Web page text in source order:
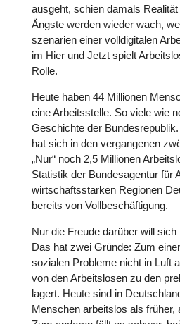
ausgeht, schien damals
Ängste werden wieder wach,
sze­na­rien einer voll­di­gi­ta­len
im Hier und Jetzt spielt
Rolle.
Heute haben 44 Mil­lio­nen
eine Arbeits­stelle. So viele wie
Geschichte der
hat sich in den ver­gan­ge­nen
„Nur“ noch 2,5 Mil­lio­nen
Sta­tis­tik der Bun­des­agen­tur für
wirt­schafts­star­ken Regionen
bereits von Voll­be­schäf­ti­gung.
Nur die Freude darüber will
Das hat zwei Gründe: Zum
sozialen Probleme nicht in Luft
von den Arbeits­lo­sen zu den
la­gert. Heute sind in
Menschen arbeits­los als früher,